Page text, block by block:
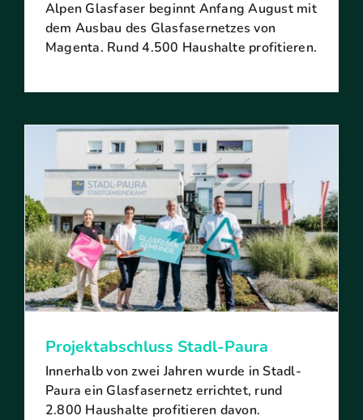
Alpen Glasfaser beginnt Anfang August mit
dem Ausbau des Glasfasernetzes von
Magenta. Rund 4.500 Haushalte profitieren.
Projektabschluss Stadl-Paura
Innerhalb von zwei Jahren wurde in Stadl-
Paura ein Glasfasernetz errichtet, rund
2.800 Haushalte profitieren davon.